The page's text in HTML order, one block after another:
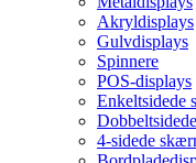
Akryldisplays
Gulvdisplays
Spinnere
POS-displays
Enkeltsidede
4-sidede